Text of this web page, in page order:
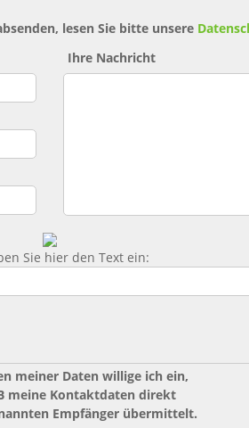
lesen Sie bitte unsere
Ihre Nachricht
Sie hier den Text ein:
meiner Daten willige ich ein,
meine Kontaktdaten direkt
Empfänger übermittelt.